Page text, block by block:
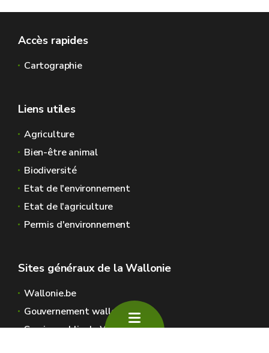
Accès rapides
Cartographie
Liens utiles
Agriculture
Bien-être animal
Biodiversité
Etat de l'environnement
Etat de l'agriculture
Permis d'environnement
Sites généraux de la Wallonie
Wallonie.be
Gouvernement wallon
Service public de Wallonie